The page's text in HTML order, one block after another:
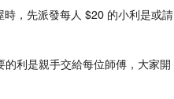
，先派發每人 $20 的小利是或請
利是親手交給每位師傅，大家開